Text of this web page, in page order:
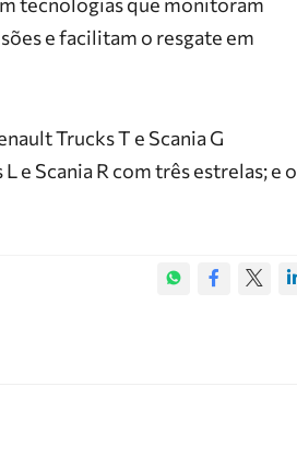
tecnologias que monitoram
e facilitam o resgate em
Trucks T e Scania G
e Scania R com três estrelas; e o